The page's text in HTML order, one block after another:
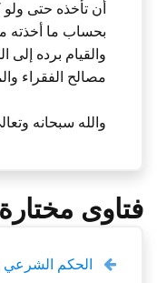
أن تأخذه حتى
بحساب ما أخذته
والقيام برده
مصالح الفقراء
والله سبحانه
فتاوى مختارة
الحكم الشرعي